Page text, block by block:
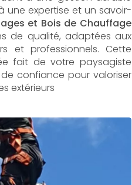
une expertise et un savoir-
et Bois de Chauffage
de qualité, adaptées aux
et professionnels. Cette
fait de votre paysagiste
confiance pour valoriser
extérieurs